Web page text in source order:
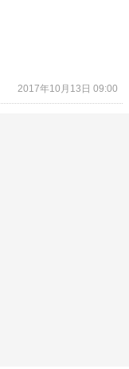
2017年10月13日 09:00